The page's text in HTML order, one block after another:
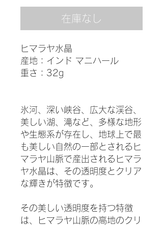
在庫なし
ヒマラヤ水晶
産地：インド マニハール
重さ：32g
氷河、深い峡谷、広大な渓谷、
美しい湖、滝など、多様な地形
や生態系が存在し、地球上で最
も美しい自然の一部とされるヒ
マラヤ山脈で産出されるヒマラ
ヤ水晶は、その透明度とクリア
な輝きが特徴です。
その美しい透明度を持つ特徴
は、ヒマラヤ山脈の高地のクリ